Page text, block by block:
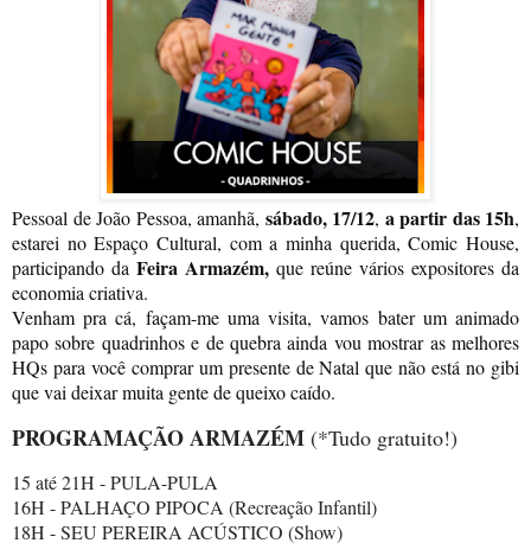
Pessoal de João Pessoa, amanhã, sábado, 17/12, a partir das 15h,
estarei no Espaço Cultural, com a minha querida, Comic House,
participando da Feira Armazém, que reúne vários expositores da
economia criativa.
Venham pra cá, façam-me uma visita, vamos bater um animado
papo sobre quadrinhos e de quebra ainda vou mostrar as melhores
HQs para você comprar um presente de Natal que não está no gibi
que vai deixar muita gente de queixo caído.
PROGRAMAÇÃO ARMAZÉM (*Tudo gratuito!)
15 até 21H - PULA-PULA
16H - PALHAÇO PIPOCA (Recreação Infantil)
18H - SEU PEREIRA ACÚSTICO (Show)